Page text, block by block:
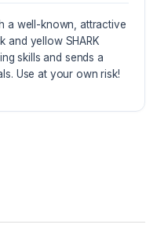
a well-known, attractive
and yellow SHARK
skills and sends a
Use at your own risk!